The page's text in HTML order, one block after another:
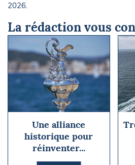
2026.
La rédaction vous
Une alliance
historique pour
réinventer...